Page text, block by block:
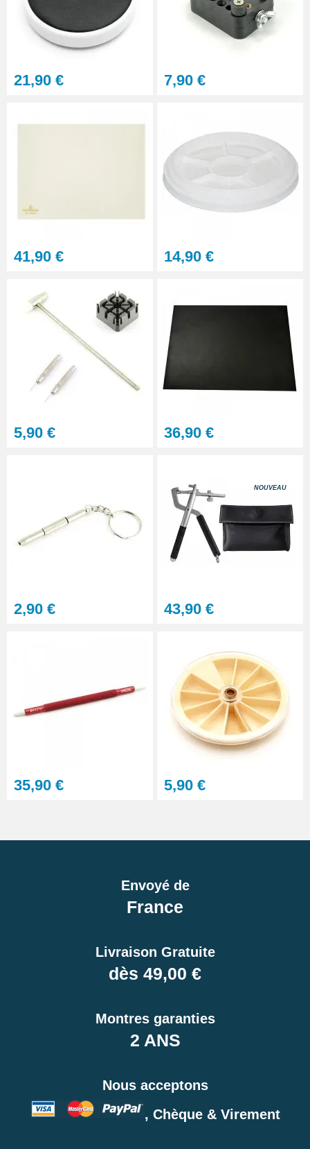
21,90 € 7,90 €
41,90 € 14,90 €
5,90 € 36,90 €
2,90 €
NOUVEAU
43,90 €
35,90 € 5,90 €
Envoyé de
France
Livraison Gratuite
dès 49,00 €
Montres garanties
2 ANS
Nous acceptons
, Chèque & Virement